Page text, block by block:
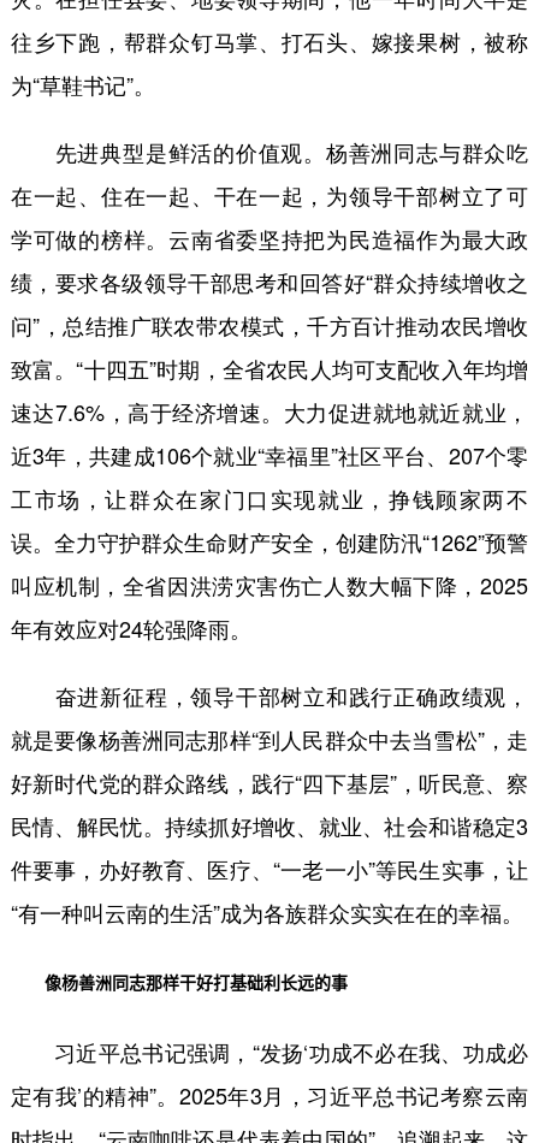
往乡下跑，帮群众钉马掌、打石头、嫁接果树，被称
为“草鞋书记”。
先进典型是鲜活的价值观。杨善洲同志与群众吃
在一起、住在一起、干在一起，为领导干部树立了可
学可做的榜样。云南省委坚持把为民造福作为最大政
绩，要求各级领导干部思考和回答好“群众持续增收之
问”，总结推广联农带农模式，千方百计推动农民增收
致富。“十四五”时期，全省农民人均可支配收入年均增
速达7.6%，高于经济增速。大力促进就地就近就业，
近3年，共建成106个就业“幸福里”社区平台、207个零
工市场，让群众在家门口实现就业，挣钱顾家两不
误。全力守护群众生命财产安全，创建防汛“1262”预警
叫应机制，全省因洪涝灾害伤亡人数大幅下降，2025
年有效应对24轮强降雨。
奋进新征程，领导干部树立和践行正确政绩观，
就是要像杨善洲同志那样“到人民群众中去当雪松”，走
好新时代党的群众路线，践行“四下基层”，听民意、察
民情、解民忧。持续抓好增收、就业、社会和谐稳定3
件要事，办好教育、医疗、“一老一小”等民生实事，让
“有一种叫云南的生活”成为各族群众实实在在的幸福。
像杨善洲同志那样干好打基础利长远的事
习近平总书记强调，“发扬‘功成不必在我、功成必
定有我’的精神”。2025年3月，习近平总书记考察云南